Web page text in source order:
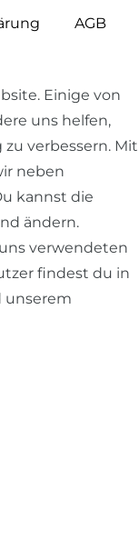
AGB
Kontakt
Einige von
uns helfen,
verbessern. Mit
neben
kannst die
ändern.
verwendeten
findest du in
unserem